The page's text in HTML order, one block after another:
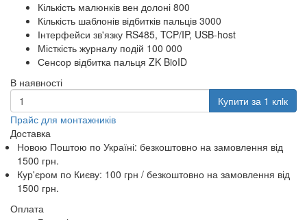
Кількість малюнків вен долоні 800
Кількість шаблонів відбитків пальців 3000
Інтерфейси зв'язку RS485, TCP/IP, USB-host
Місткість журналу подій 100 000
Сенсор відбитка пальця ZK BioID
В наявності
Купити за 1 клiк
Прайс для монтажників
Доставка
Новою Поштою по Україні: безкоштовно на замовлення від
1500 грн.
Кур'єром по Києву: 100 грн / безкоштовно на замовлення від
1500 грн.
Оплата